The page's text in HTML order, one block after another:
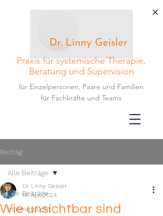
Praxis für systemische Therapie,
Beratung und Supervision
für Einzelpersonen, Paare und Familien
für Fachkräfte und Teams
Beitrag
Alle Beiträge
Internetsucht
Alle Beiträge
Wie unsichtbar sind
Dr. Linny Geisler
14. Apr. 2024